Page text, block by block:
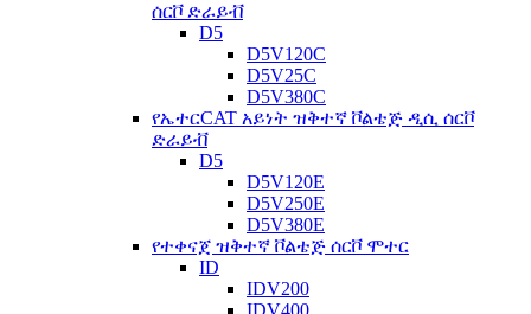
ሰርቮ ድራይቭ
D5
D5V120C
D5V25C
D5V380C
የኤተርCAT አይነት ዝቅተኛ ቮልቴጅ ዲሲ ሰርቮ
ድራይቭ
D5
D5V120E
D5V250E
D5V380E
የተቀናጀ ዝቅተኛ ቮልቴጅ ሰርቮ ሞተር
ID
IDV200
IDV400